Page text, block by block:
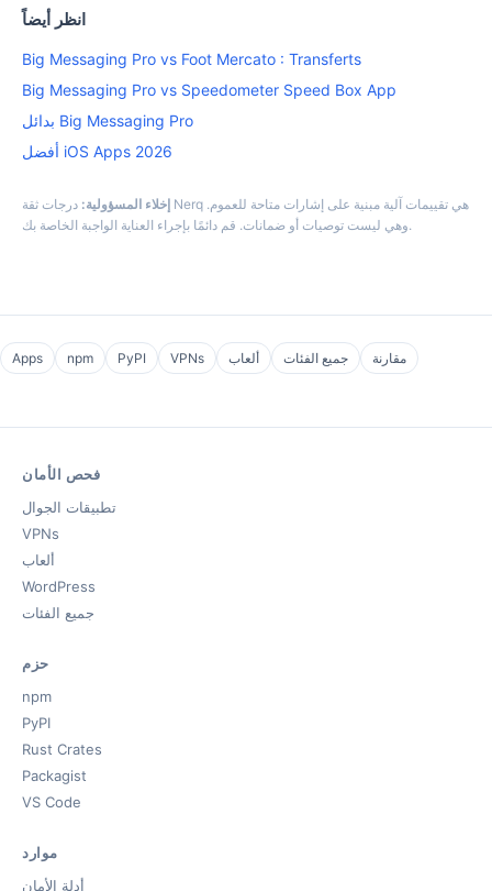
انظر أيضاً
Big Messaging Pro vs Foot Mercato : Transferts
Big Messaging Pro vs Speedometer Speed Box App
بدائل Big Messaging Pro
أفضل iOS Apps 2026
إخلاء المسؤولية: درجات ثقة Nerq هي تقييمات آلية مبنية على إشارات متاحة للعموم.
وهي ليست توصيات أو ضمانات. قم دائمًا بإجراء العناية الواجبة الخاصة بك.
Apps npm PyPI VPNs ألعاب جميع الفئات مقارنة
فحص الأمان
تطبيقات الجوال
VPNs
ألعاب
WordPress
جميع الفئات
حزم
npm
PyPI
Rust Crates
Packagist
VS Code
موارد
أدلة الأمان